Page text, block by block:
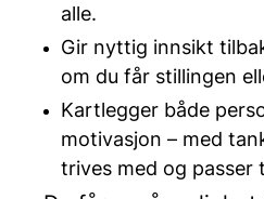
alle.
Gir nyttig innsikt
om du får stillingen
Kartlegger både
motivasjon – med
trives med og passer